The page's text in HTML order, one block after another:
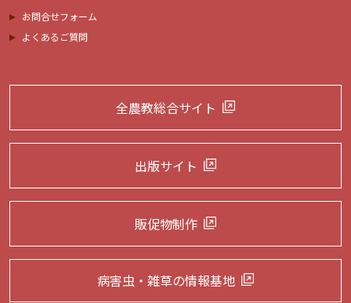
お問合せフォーム
よくあるご質問
全農教総合サイト
出版サイト
販促物制作
病害虫・雑草の情報基地